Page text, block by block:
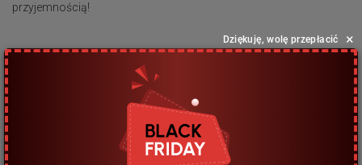
przyjemnością!
Najważniejsze informacje na temat
wyprzedaży? Na co zwrócić uwagę? Na co
Sklep Wojas - jako jeden z nielicznych - oferuje swoim klientom
wysokie rabaty obejmujące przecenione produkty
Dziękuję, wolę przepłacić ×